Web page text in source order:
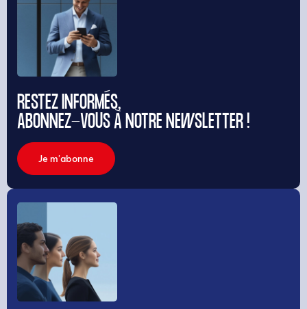
RESTEZ INFORMÉS,
ABONNEZ-VOUS À NOTRE NEWSLETTER !
Je m'abonne